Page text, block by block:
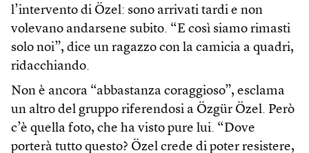
l’intervento di Özel: sono arrivati tardi e non
volevano andarsene subito. “E così siamo rimasti
solo noi”, dice un ragazzo con la camicia a quadri,
ridacchiando.
Non è ancora “abbastanza coraggioso”, esclama
un altro del gruppo riferendosi a Özgür Özel. Però
c’è quella foto, che ha visto pure lui. “Dove
porterà tutto questo? Özel crede di poter resistere,